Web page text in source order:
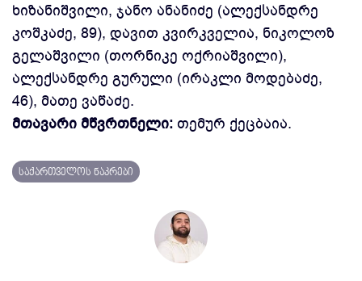
ხიზანიშვილი, ჯანო ანანიძე (ალექსანდრე
კოშკაძე, 89), დავით კვირკველია, ნიკოლოზ
გელაშვილი (თორნიკე ოქრიაშვილი),
ალექსანდრე გურული (ირაკლი მოდებაძე,
46), მათე ვაწაძე.
მთავარი მწვრთნელი: თემურ ქეცბაია.
საქართველოს ნაკრები